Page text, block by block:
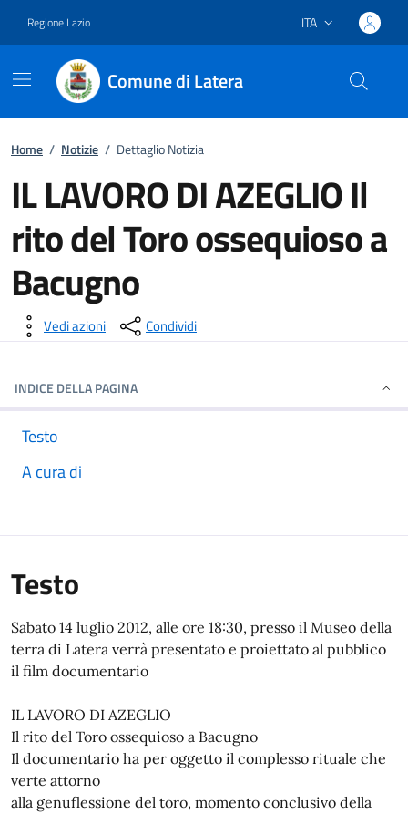
Regione Lazio Lingua attiva:
ITA
Comune di Latera
Home / Notizie / Dettaglio Notizia
IL LAVORO DI AZEGLIO Il
rito del Toro ossequioso a
Bacugno
Dettagli della notizia
Vedi azioni Condividi
INDICE DELLA PAGINA
Testo
A cura di
Testo
Sabato 14 luglio 2012, alle ore 18:30, presso il Museo della
terra di Latera verrà presentato e proiettato al pubblico
il film documentario
IL LAVORO DI AZEGLIO
Il rito del Toro ossequioso a Bacugno
Il documentario ha per oggetto il complesso rituale che
verte attorno
alla genuflessione del toro, momento conclusivo della